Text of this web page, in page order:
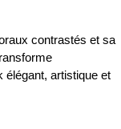
contrastés et sa
élégant, artistique et